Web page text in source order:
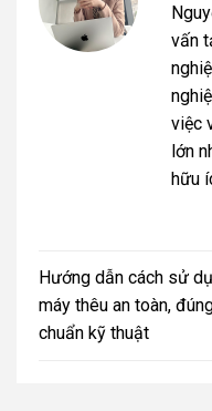
vấn
việc
lớn
hữu
Hướng dẫn cách sử
máy thêu an toàn,
chuẩn kỹ thuật